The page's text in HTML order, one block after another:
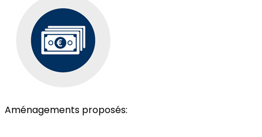
Aménagements proposés: